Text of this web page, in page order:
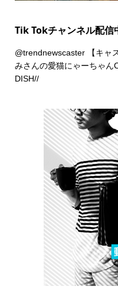
Tik Tokチャンネル配信
@trendnewscaster【キャ
みさんの愛猫にゃーちゃ
DISH//